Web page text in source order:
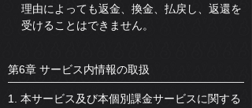
理由によっても返金、換金、払戻し、返還を
受けることはできません。
第6章 サービス内情報の取扱
1. 本サービス及び本個別課金サービスに関する